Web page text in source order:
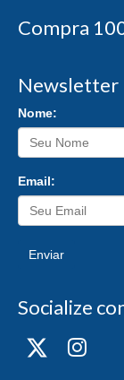
Compra
Newsletter
Nome:
Email:
Enviar
Socialize